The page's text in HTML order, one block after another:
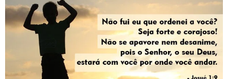
TEMAS
PERGUNTE À BÍBLIA
TERMO BÍBLICO JOGOS